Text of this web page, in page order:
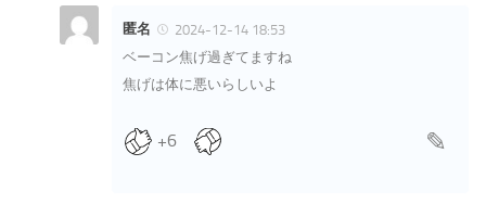
匿名
2024-12-14 18:53
ベーコン焦げ過ぎてますね
焦げは体に悪いらしいよ
+6